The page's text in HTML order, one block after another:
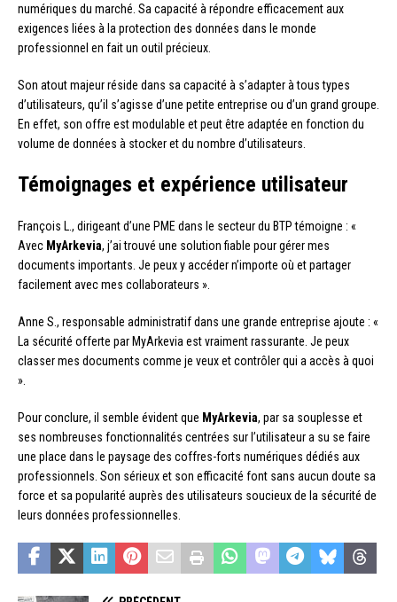
numériques du marché. Sa capacité à répondre efficacement aux
exigences liées à la protection des données dans le monde
professionnel en fait un outil précieux.
Son atout majeur réside dans sa capacité à s’adapter à tous types
d’utilisateurs, qu’il s’agisse d’une petite entreprise ou d’un grand groupe.
En effet, son offre est modulable et peut être adaptée en fonction du
volume de données à stocker et du nombre d’utilisateurs.
Témoignages et expérience utilisateur
François L., dirigeant d’une PME dans le secteur du BTP témoigne : «
Avec MyArkevia, j’ai trouvé une solution fiable pour gérer mes
documents importants. Je peux y accéder n’importe où et partager
facilement avec mes collaborateurs ».
Anne S., responsable administratif dans une grande entreprise ajoute : «
La sécurité offerte par MyArkevia est vraiment rassurante. Je peux
classer mes documents comme je veux et contrôler qui a accès à quoi
».
Pour conclure, il semble évident que MyArkevia, par sa souplesse et
ses nombreuses fonctionnalités centrées sur l’utilisateur a su se faire
une place dans le paysage des coffres-forts numériques dédiés aux
professionnels. Son sérieux et son efficacité font sans aucun doute sa
force et sa popularité auprès des utilisateurs soucieux de la sécurité de
leurs données professionnelles.